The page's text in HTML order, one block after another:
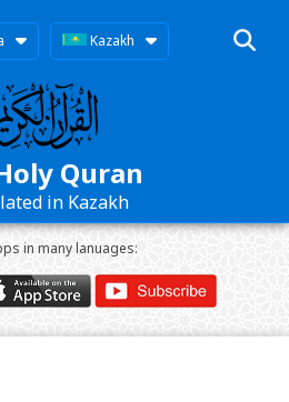
Kazakh
Quran
in Kazakh
in many lanuages: